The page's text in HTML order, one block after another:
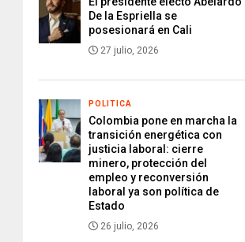
De la Espriella se
posesionará en Cali
27 julio, 2026
POLITICA
Colombia pone en marcha la
transición energética con
justicia laboral: cierre
minero, protección del
empleo y reconversión
laboral ya son política de
Estado
26 julio, 2026